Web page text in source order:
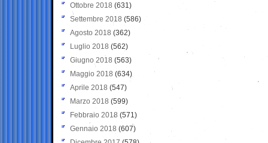
Ottobre 2018 (631)
Settembre 2018 (586)
Agosto 2018 (362)
Luglio 2018 (562)
Giugno 2018 (563)
Maggio 2018 (634)
Aprile 2018 (547)
Marzo 2018 (599)
Febbraio 2018 (571)
Gennaio 2018 (607)